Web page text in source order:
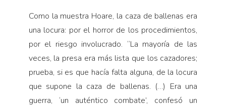
Como la muestra Hoare, la caza de ballenas era
una locura: por el horror de los procedimientos,
por el riesgo involucrado. “La mayoría de las
veces, la presa era más lista que los cazadores;
prueba, si es que hacía falta alguna, de la locura
que supone la caza de ballenas. (…) Era una
guerra, ‘un auténtico combate’, confesó un